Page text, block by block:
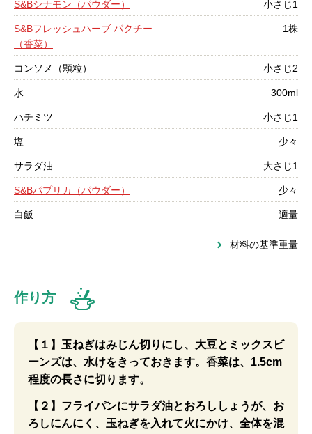
S&Bシナモン（パウダー） 小さじ1
S&Bフレッシュハーブ パクチー
（香菜）
1株
コンソメ（顆粒） 小さじ2
水 300ml
ハチミツ 小さじ1
塩 少々
サラダ油 大さじ1
S&Bパプリカ（パウダー） 少々
白飯 適量
材料の基準重量
作り方
【１】玉ねぎはみじん切りにし、大豆とミックスビ
ーンズは、水けをきっておきます。香菜は、1.5cm
程度の長さに切ります。
【２】フライパンにサラダ油とおろししょうが、お
ろしにんにく、玉ねぎを入れて火にかけ、全体を混